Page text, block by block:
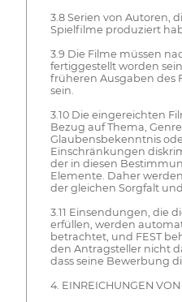
3.8 Serien von Autoren,
Spielfilme produziert
3.9 Die Filme müssen
fertiggestellt worden
früheren Ausgaben des
sein.
3.10 Die eingereichten
Bezug auf Thema, Genre,
Glaubensbekenntnis
Einschränkungen
der in diesen
Elemente. Daher
der gleichen Sorgfalt
3.11 Einsendungen, die
erfüllen, werden
betrachtet, und FEST
den Antragsteller nicht
dass seine Bewerbung
4. EINREICHUNGEN